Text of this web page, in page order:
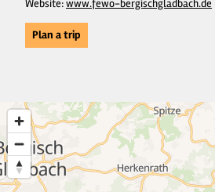
Website:www.fewo-bergischgladbach.de
Plan a trip